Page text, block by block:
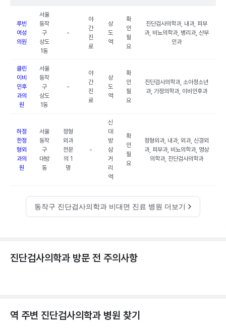
루빈
여성
의원
서울
동작
구
상도
1동
-
야
간
진
료
상
도
역
확
인
필
요
진단검사의학과, 내과, 피부
과, 비뇨의학과, 병리과, 산부
인과
클린
이비
인후
과의
원
서울
동작
구
상도
1동
-
야
간
진
료
상
도
역
확
인
필
요
진단검사의학과, 소아청소년
과, 가정의학과, 이비인후과
하정
한정
형외
과의
원
서울
동작
구
대방
동
정형
외과
전문
의 1
명
-
신
대
방
삼
거
리
역
확
인
필
요
정형외과, 내과, 외과, 신경외
과, 피부과, 비뇨의학과, 영상
의학과, 진단검사의학과
동작구 진단검사의학과 비대면 진료 병원 더보기
진단검사의학과 방문 전 주의사항
역 주변 진단검사의학과 병원 찾기